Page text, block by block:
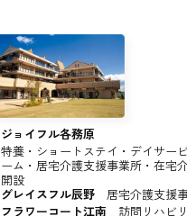
ジョイフル各務原
特養・ショートステイ・デイサー
ーム・居宅介護支援事業所・在宅
開設
グレイスフル辰野居宅介護支援
フラワーコート江南 訪問リハビ